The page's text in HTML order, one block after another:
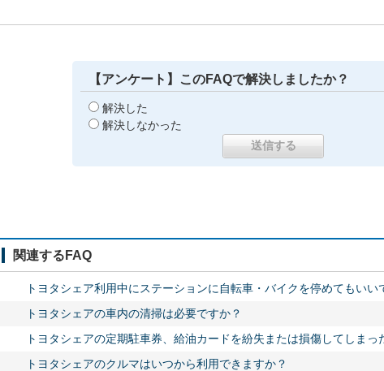
【アンケート】このFAQで解決しましたか？
解決した
解決しなかった
関連するFAQ
トヨタシェア利用中にステーションに自転車・バイクを停めてもいい
トヨタシェアの車内の清掃は必要ですか？
トヨタシェアの定期駐車券、給油カードを紛失または損傷してしまっ
トヨタシェアのクルマはいつから利用できますか？